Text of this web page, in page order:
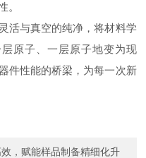
。
与真空的纯净，将材料学
层原子、一层原子地变为现
件性能的桥梁，为每一次新
，赋能样品制备精细化升